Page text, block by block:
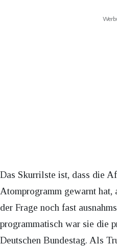
Das Skurrilste ist, dass die
Atomprogramm gewarnt hat,
der Frage noch fast
programmatisch war sie die
Deutschen Bundestag. Als